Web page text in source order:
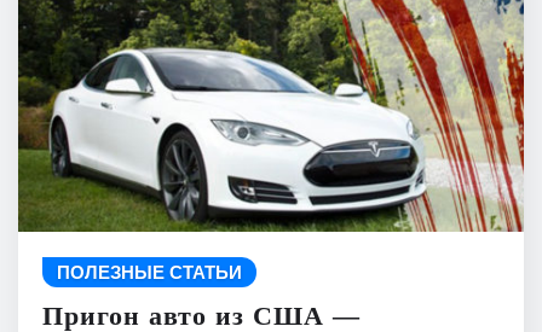
ПОЛЕЗНЫЕ СТАТЬИ
Пригон авто из США —